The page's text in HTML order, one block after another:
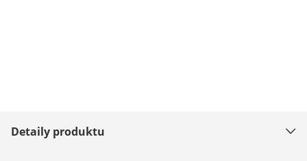
Detaily produktu